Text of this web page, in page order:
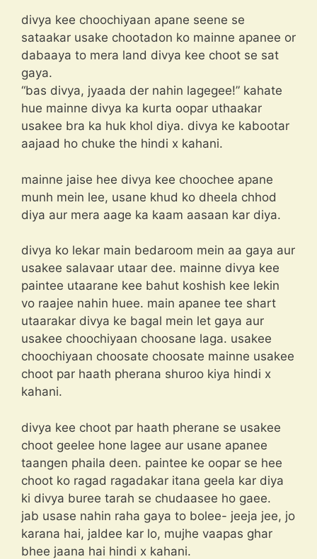
divya kee choochiyaan apane seene se
sataakar usake chootadon ko mainne apanee or
dabaaya to mera land divya kee choot se sat
gaya.
“bas divya, jyaada der nahin lagegee!” kahate
hue mainne divya ka kurta oopar uthaakar
usakee bra ka huk khol diya. divya ke kabootar
aajaad ho chuke the hindi x kahani.
mainne jaise hee divya kee choochee apane
munh mein lee, usane khud ko dheela chhod
diya aur mera aage ka kaam aasaan kar diya.
divya ko lekar main bedaroom mein aa gaya aur
usakee salavaar utaar dee. mainne divya kee
paintee utaarane kee bahut koshish kee lekin
vo raajee nahin huee. main apanee tee shart
utaarakar divya ke bagal mein let gaya aur
usakee choochiyaan choosane laga. usakee
choochiyaan choosate choosate mainne usakee
choot par haath pherana shuroo kiya hindi x
kahani.
divya kee choot par haath pherane se usakee
choot geelee hone lagee aur usane apanee
taangen phaila deen. paintee ke oopar se hee
choot ko ragad ragadakar itana geela kar diya
ki divya buree tarah se chudaasee ho gaee.
jab usase nahin raha gaya to bolee- jeeja jee, jo
karana hai, jaldee kar lo, mujhe vaapas ghar
bhee jaana hai hindi x kahani.